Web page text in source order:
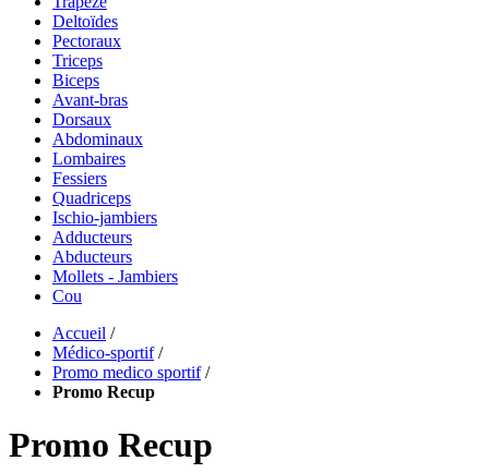
Deltoïdes
Pectoraux
Triceps
Biceps
Avant-bras
Dorsaux
Abdominaux
Lombaires
Fessiers
Quadriceps
Ischio-jambiers
Adducteurs
Abducteurs
Mollets - Jambiers
Cou
Accueil /
Médico-sportif /
Promo medico sportif /
Promo Recup
Promo Recup